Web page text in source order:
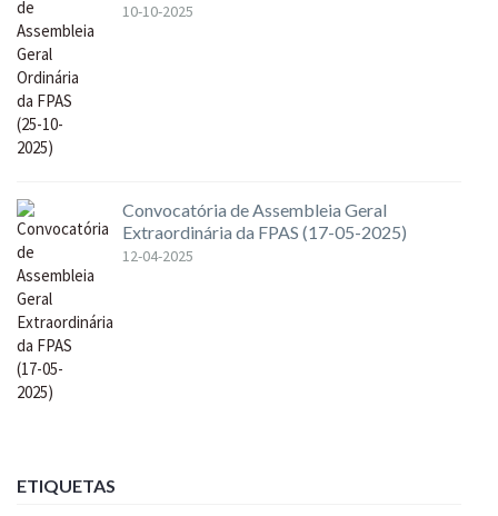
10-10-2025
Convocatória de Assembleia Geral
Extraordinária da FPAS (17-05-2025)
12-04-2025
ETIQUETAS